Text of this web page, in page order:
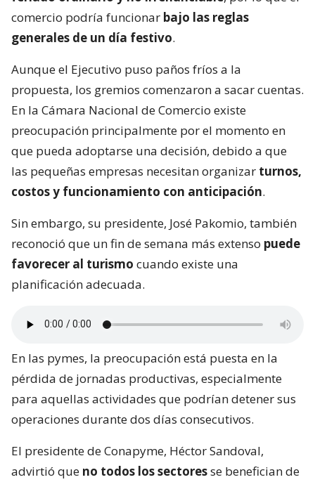
comercio podría funcionar bajo las reglas
generales de un día festivo.
Aunque el Ejecutivo puso paños fríos a la
propuesta, los gremios comenzaron a sacar cuentas.
En la Cámara Nacional de Comercio existe
preocupación principalmente por el momento en
que pueda adoptarse una decisión, debido a que
las pequeñas empresas necesitan organizar turnos,
costos y funcionamiento con anticipación.
Sin embargo, su presidente, José Pakomio, también
reconoció que un fin de semana más extenso puede
favorecer al turismo cuando existe una
planificación adecuada.
En las pymes, la preocupación está puesta en la
pérdida de jornadas productivas, especialmente
para aquellas actividades que podrían detener sus
operaciones durante dos días consecutivos.
El presidente de Conapyme, Héctor Sandoval,
advirtió que no todos los sectoresse benefician de